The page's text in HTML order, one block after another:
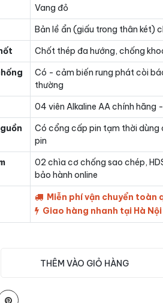
Vang đỏ
Bản lề ẩn (giấu trong thân két)
Chốt thép đa hướng, chống
Có - cảm biến rung phát còi
thường
04 viên Alkaline AA chính hãng
Có cổng cấp pin tạm thời dùng
pin
02 chìa cơ chống sao chép,
bảo hành online
Miễn phí vận chuyển toàn
Giao hàng nhanh tại Hà Nội
THÊM VÀO GIỎ HÀNG